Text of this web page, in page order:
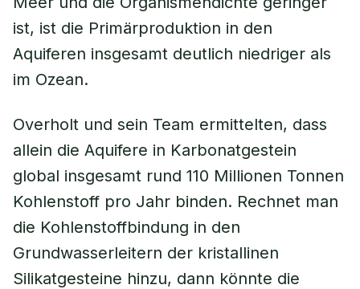
ist, ist die Primärproduktion in den
Aquiferen insgesamt deutlich niedriger als
im Ozean.
Overholt und sein Team ermittelten, dass
allein die Aquifere in Karbonatgestein
global insgesamt rund 110 Millionen Tonnen
Kohlenstoff pro Jahr binden. Rechnet man
die Kohlenstoffbindung in den
Grundwasserleitern der kristallinen
Silikatgesteine hinzu, dann könnte die